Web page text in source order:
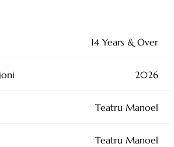
14 Years & Over
2026
Teatru Manoel
Teatru Manoel